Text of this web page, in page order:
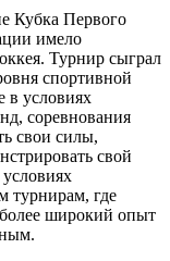
Кубка Первого
имело
Турнир сыграл
спортивной
в условиях
соревнования
свои силы,
свой
турнирам, где
широкий опыт